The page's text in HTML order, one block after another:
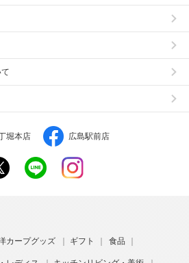
堀本店 広島駅前店
カープグッズ ギフト 食品